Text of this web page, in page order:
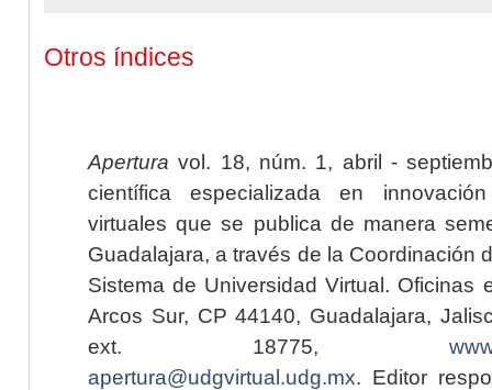
Otros índices
Apertura vol. 18, núm. 1, abril -
científica especializada en
virtuales que se publica de manera
Guadalajara, a través de la Coordinación
Sistema de Universidad Virtual. Oficinas
Arcos Sur, CP 44140, Guadalajara,
ext. 18775,
apertura@udgvirtual.udg.mx. Editor